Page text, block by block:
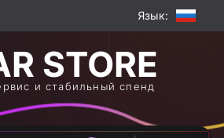
Язык:
и стабильный спенд